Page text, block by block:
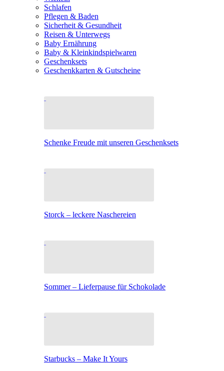
Schlafen
Pflegen & Baden
Sicherheit & Gesundheit
Reisen & Unterwegs
Baby Ernährung
Baby & Kleinkindspielwaren
Geschenksets
Geschenkkarten & Gutscheine
Schenke Freude mit unseren Geschenksets
Storck – leckere Naschereien
Sommer – Lieferpause für Schokolade
Starbucks – Make It Yours